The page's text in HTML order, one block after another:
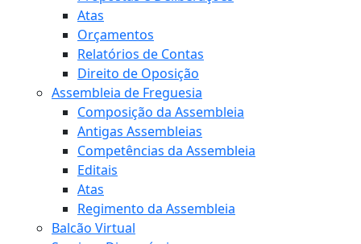
Atas
Orçamentos
Relatórios de Contas
Direito de Oposição
Assembleia de Freguesia
Composição da Assembleia
Antigas Assembleias
Competências da Assembleia
Editais
Atas
Regimento da Assembleia
Balcão Virtual